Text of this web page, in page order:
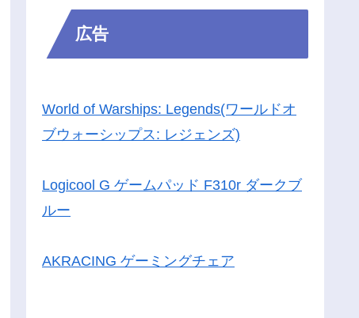
広告
World of Warships: Legends(ワールドオ
ブウォーシップス: レジェンズ)
Logicool G ゲームパッド F310r ダークブ
ルー
AKRACING ゲーミングチェア